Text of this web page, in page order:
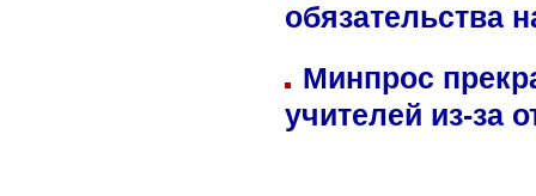
обязательства
Минпрос
учителей из-за